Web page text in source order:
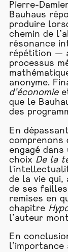
Pierre-
Bauhaus
produire
chemin de
résonance
répétition —
processus
anonyme.
d’économieet
que le
des
En
comprenons
engagé
choix De la
de la vie qui,
de ses
remises en
chapitre
l’auteur
En
l’importance